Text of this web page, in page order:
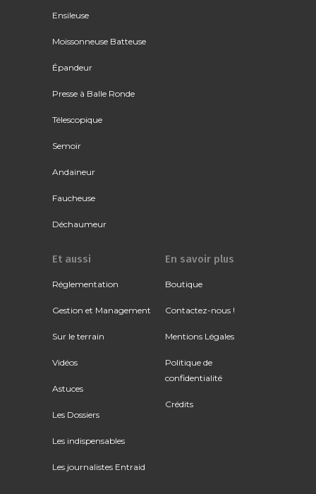
Ensileuse
Moissonneuse Batteuse
Épandeur
Presse à Balle Ronde
Télescopique
Semoir
Andaineur
Faucheuse
Déchaumeur
Et aussi
Réglementation
Gestion et Management
Sur le terrain
Vidéos
Astuces
Les Dossiers
Les indispensables
Les journalistes Entraid
En savoir plus
Boutique
Contactez-nous !
Mentions Légales
Politique de
confidentialité
Crédits